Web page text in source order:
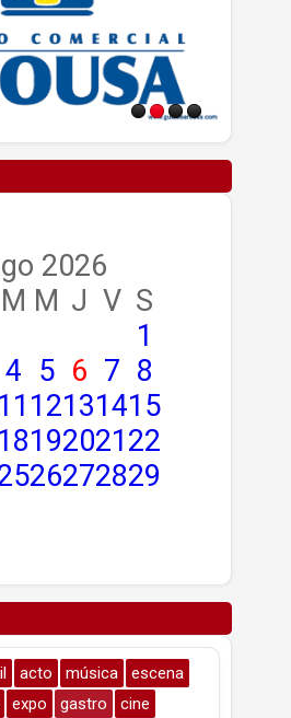
2026
M M J V S
1
4 5 6 7 8
11 12131415
1819202122
26272829
acto música
escena
expo gastro
cine